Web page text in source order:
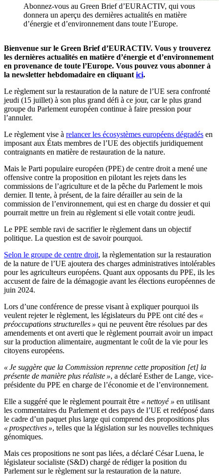
Abonnez-vous au Green Brief d’EURACTIV, qui vous
donnera un aperçu des dernières actualités en matière
d’énergie et d’environnement dans toute l’Europe.
Bienvenue sur le Green Brief d’EURACTIV. Vous y trouverez
les dernières actualités en matière d’énergie et d’environnement
en provenance de toute l’Europe. Vous pouvez vous abonner à
la newsletter hebdomadaire en cliquant ici.
Le règlement sur la restauration de la nature de l’UE sera confronté
jeudi (15 juillet) à son plus grand défi à ce jour, car le plus grand
groupe du Parlement européen continue à faire pression pour
l’annuler.
Le règlement vise à relancer les écosystèmes européens dégradés en
imposant aux États membres de l’UE des objectifs juridiquement
contraignants en matière de restauration de la nature.
Mais le Parti populaire européen (PPE) de centre droit a mené une
offensive contre la proposition en pilotant les rejets dans les
commissions de l’agriculture et de la pêche du Parlement le mois
dernier. Il tente, à présent, de la faire dérailler au sein de la
commission de l’environnement, qui est en charge du dossier et qui
pourrait mettre un frein au règlement si elle votait contre jeudi.
Le PPE semble ravi de sacrifier le règlement dans un objectif
politique. La question est de savoir pourquoi.
Selon le groupe de centre droit, la règlementation sur la restauration
de la nature de l’UE ajoutera des charges administratives intolérables
pour les agriculteurs européens. Quant aux opposants du PPE, ils les
accusent de faire de la démagogie avant les élections européennes de
juin 2024.
Lors d’une conférence de presse visant à expliquer pourquoi ils
veulent rejeter le règlement, les législateurs du PPE ont cité des «
préoccupations structurelles » qui ne peuvent être résolues par des
amendements et ont averti que le règlement pourrait avoir un impact
sur la production alimentaire, augmentant le coût de la vie pour les
citoyens européens.
« Je suggère que la Commission reprenne cette proposition [et] la
présente de manière plus réaliste », a déclaré Esther de Lange, vice-
présidente du PPE en charge de l’économie et de l’environnement.
Elle a suggéré que le règlement pourrait être « nettoyé » en utilisant
les commentaires du Parlement et des pays de l’UE et redéposé dans
le cadre d’un paquet plus large qui comprend des propositions plus
« prospectives », telles que la législation sur les nouvelles techniques
génomiques.
Mais ces propositions ne sont pas liées, a déclaré César Luena, le
législateur socialiste (S&D) chargé de rédiger la position du
Parlement sur le règlement sur la restauration de la nature.